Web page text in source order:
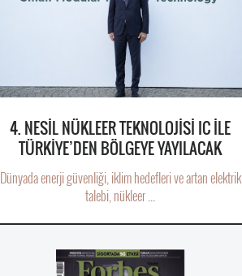
4. NESİL NÜKLEER TEKNOLOJİSİ IC İLE
TÜRKİYE’DEN BÖLGEYE YAYILACAK
Dünyada enerji güvenliği, iklim hedefleri ve artan elektrik
talebi, nükleer ...